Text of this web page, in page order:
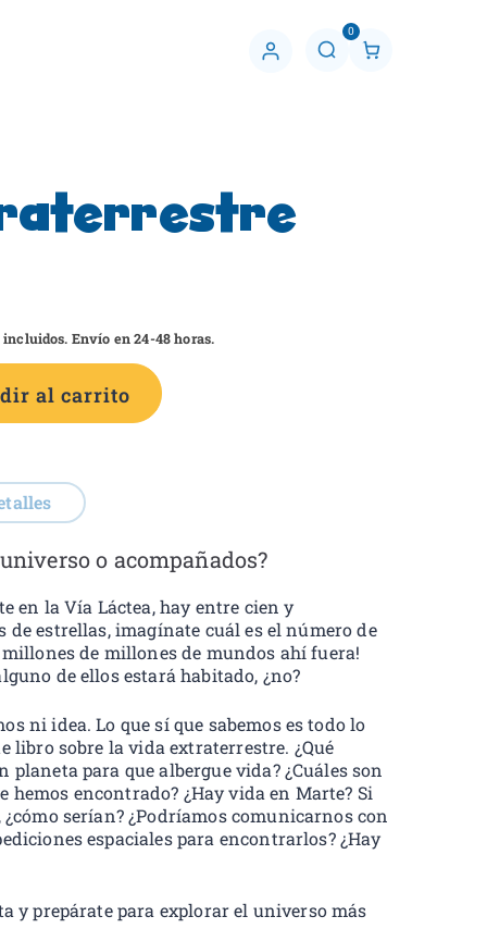
C
0
o acompañados?
en la Vía Láctea, hay entre cien y
estrellas, imagínate cuál es el número de
de millones de mundos ahí fuera!
de ellos estará habitado, ¿no?
ni idea. Lo que sí que sabemos es todo lo
libro sobre la vida extraterrestre. ¿Qué
para que albergue vida? ¿Cuáles son
hemos encontrado? ¿Hay vida en Marte? Si
serían? ¿Podríamos comunicarnos con
espaciales para encontrarlos? ¿Hay
y prepárate para explorar el universo más
Envío en 24-48 horas.
al carrito